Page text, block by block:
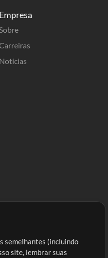
Empresa
Notícias
Entre
semelhantes (incluindo
site, lembrar suas